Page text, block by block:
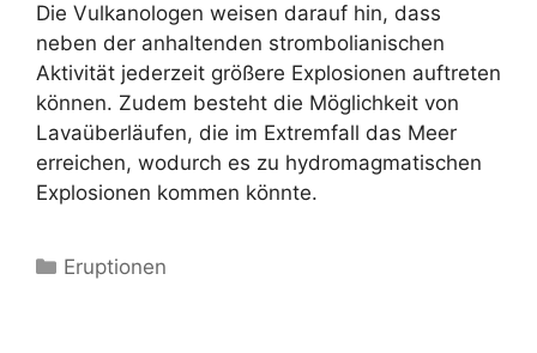
Die Vulkanologen weisen darauf hin, dass
neben der anhaltenden strombolianischen
Aktivität jederzeit größere Explosionen auftreten
können. Zudem besteht die Möglichkeit von
Lavaüberläufen, die im Extremfall das Meer
erreichen, wodurch es zu hydromagmatischen
Explosionen kommen könnte.
Kategorien
Eruptionen